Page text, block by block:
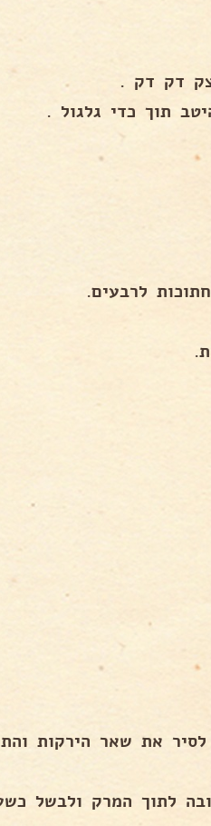
דק דק .
תוך כדי גלגול .
את שאר הירקות
לתוך המרק ולבשל